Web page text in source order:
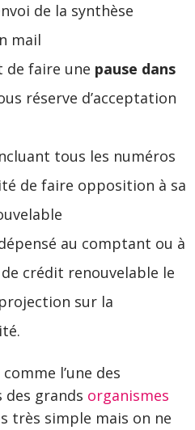
de la synthèse
mail
faire une pause dans
réserve d’acceptation
tous les numéros
de faire opposition à sa
au comptant ou à
crédit renouvelable le
sur la
l’une des
des grands organismes
très simple mais on ne